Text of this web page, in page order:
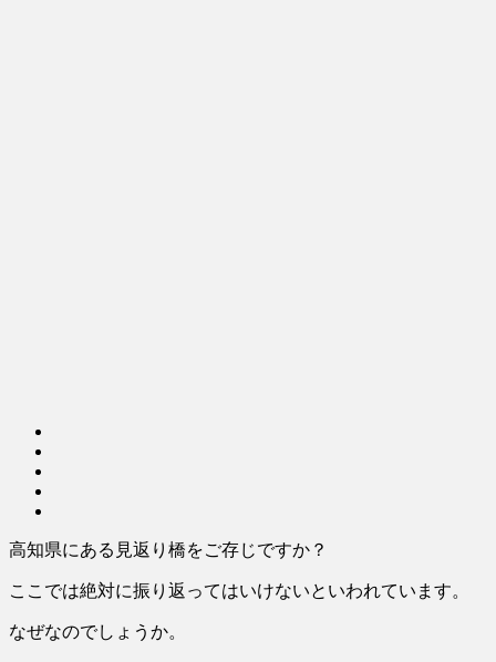
高知県にある見返り橋をご存じですか？
ここでは絶対に振り返ってはいけないといわれています。
なぜなのでしょうか。